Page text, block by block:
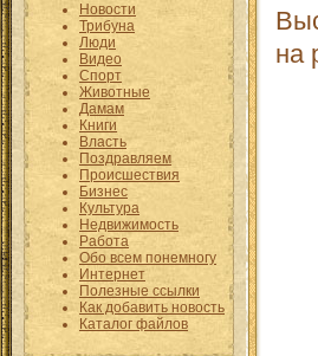
Новости
Трибуна
Люди
Видео
Спорт
Животные
Дамам
Книги
Власть
Поздравляем
Происшествия
Бизнес
Культура
Недвижимость
Работа
Обо всем понемногу
Интернет
Полезные ссылки
Как добавить новость
Каталог файлов
на